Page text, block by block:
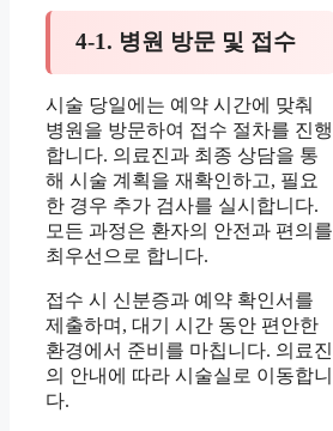
4-1. 병원 방문 및 접수
시술 당일에는 예약 시간에 맞춰
병원을 방문하여 접수 절차를 진행
합니다. 의료진과 최종 상담을 통
해 시술 계획을 재확인하고, 필요
한 경우 추가 검사를 실시합니다.
모든 과정은 환자의 안전과 편의를
최우선으로 합니다.
접수 시 신분증과 예약 확인서를
제출하며, 대기 시간 동안 편안한
환경에서 준비를 마칩니다. 의료진
의 안내에 따라 시술실로 이동합니
다.